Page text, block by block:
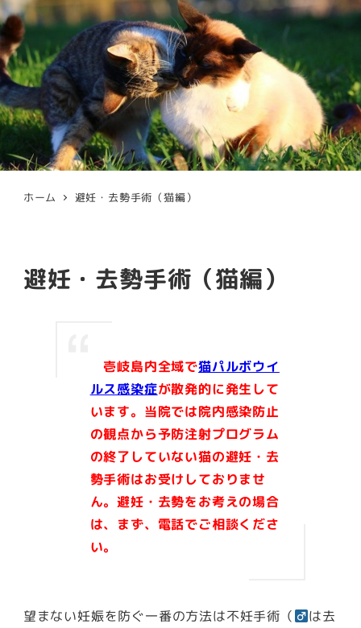
ホーム 避妊・去勢手術（猫編）
避妊・去勢手術（猫編）
壱岐島内全域で猫パルボウイ
ルス感染症が散発的に発生して
います。当院では院内感染防止
の観点から予防注射プログラム
の終了していない猫の避妊・去
勢手術はお受けしておりませ
ん。避妊・去勢をお考えの場合
は、まず、電話でご相談くださ
い。
望まない妊娠を防ぐ一番の方法は不妊手術（
は去